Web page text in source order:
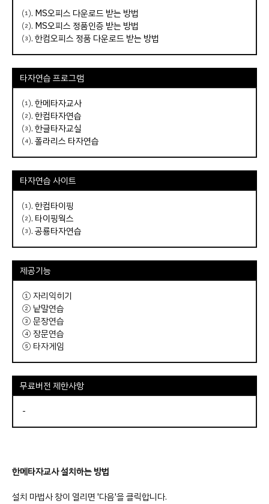
⑴. MS오피스 다운로드 받는 방법
⑵. MS오피스 정품인증 받는 방법
⑶.한컴오피스 정품 다운로드 받는 방법
타자연습 프로그램
⑴.한메타자교사
⑵.한컴타자연습
⑶.한글타자교실
⑷.폴라리스 타자연습
타자연습 사이트
⑴.한컴타이핑
⑵. 타이핑웍스
⑶.공룡타자연습
제공기능
① 자리익히기
② 낱말연습
③ 문장연습
④ 장문연습
⑤ 타자게임
무료버전 제한사항
-
한메타자교사 설치하는 방법
설치 마법사 창이 열리면 '다음'을 클릭합니다.